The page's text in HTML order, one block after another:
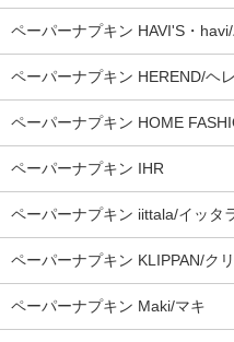
ペーパーナプキン HAVI'S・
ペーパーナプキン HEREND/ヘ
ペーパーナプキン HOME
ペーパーナプキン IHR
ペーパーナプキン iittala/イッタ
ペーパーナプキン KLIPPAN/ク
ペーパーナプキン Maki/マキ